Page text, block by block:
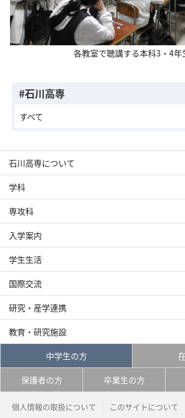
各教室で聴講する本科3・4年
#石川高専
すべて
石川高専について
学科
専攻科
入学案内
学生生活
国際交流
研究・産学連携
教育・研究施設
中学生の方
保護者の方 卒業生の方
個人情報の取扱について このサイトについて